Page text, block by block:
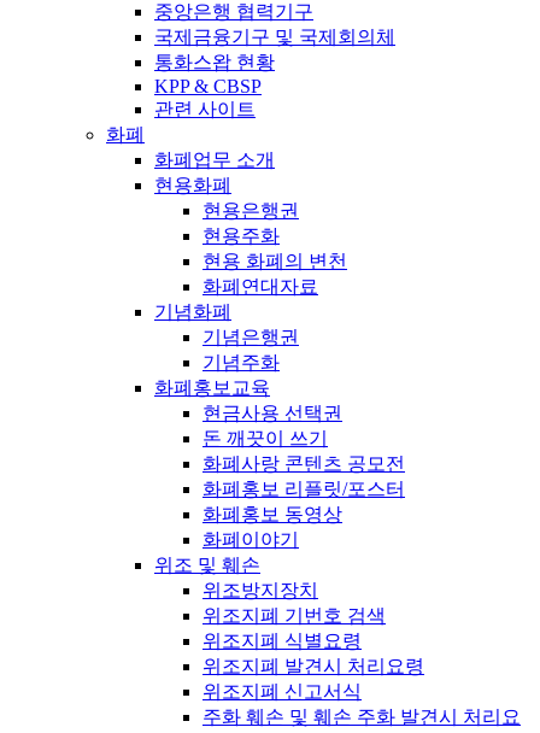
중앙은행 협력기구
국제금융기구 및 국제회의체
통화스왑 현황
KPP & CBSP
관련 사이트
화폐
화폐업무 소개
현용화폐
현용은행권
현용주화
현용 화폐의 변천
화폐연대자료
기념화폐
기념은행권
기념주화
화폐홍보교육
현금사용 선택권
돈 깨끗이 쓰기
화폐사랑 콘텐츠 공모전
화폐홍보 리플릿/포스터
화폐홍보 동영상
화폐이야기
위조 및 훼손
위조방지장치
위조지폐 기번호 검색
위조지폐 식별요령
위조지폐 발견시 처리요령
위조지폐 신고서식
주화 훼손 및 훼손 주화 발견시 처리요